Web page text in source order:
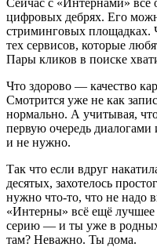
цифровых дебрях. Его
стриминговых площадках.
тех сервисов, которые
Пары кликов в поиске
Что здорово — качество
Смотрится уже не как
нормально. А учитывая,
первую очередь
и не нужно.
Так что если вдруг
десятых, захотелось
нужно что-то, что не надо
«Интерны» всё ещё
серию — и ты уже в
там? Неважно. Ты дома.